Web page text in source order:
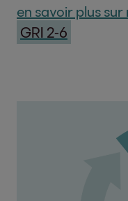
en savoir plus sur
GRI 2-6